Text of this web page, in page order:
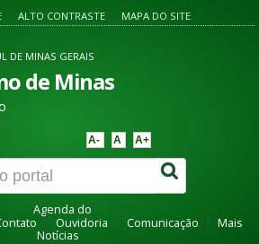
ALTO CONTRASTE MAPA DO SITE
DE MINAS GERAIS
de Minas
A- A A+
Agenda do
Ouvidoria Comunicação
Mais
Notícias